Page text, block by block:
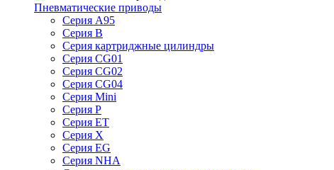
Пневматические приводы
Серия A95
Серия B
Серия картриджные цилиндры
Серия CG01
Серия CG02
Серия CG04
Серия Mini
Серия P
Серия ET
Серия X
Серия EG
Серия NHA